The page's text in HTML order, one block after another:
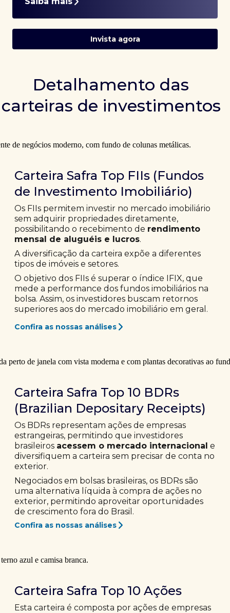
Invista agora
Detalhamento das
carteiras de investimentos
Carteira Safra Top FIIs (Fundos
de Investimento Imobiliário)
Os FIIs permitem investir no mercado imobiliário
sem adquirir propriedades diretamente,
possibilitando o recebimento de rendimento
mensal de aluguéis e lucros.
A diversificação da carteira expõe a diferentes
tipos de imóveis e setores.
O objetivo dos FIIs é superar o índice IFIX, que
mede a performance dos fundos imobiliários na
bolsa. Assim, os investidores buscam retornos
superiores aos do mercado imobiliário em geral.
Confira as nossas análises
Carteira Safra Top 10 BDRs
(Brazilian Depositary Receipts)
Os BDRs representam ações de empresas
estrangeiras, permitindo que investidores
brasileiros acessem o mercado internacional e
diversifiquem a carteira sem precisar de conta no
exterior.
Negociados em bolsas brasileiras, os BDRs são
uma alternativa líquida à compra de ações no
exterior, permitindo aproveitar oportunidades
de crescimento fora do Brasil.
Confira as nossas análises
Carteira Safra Top 10 Ações
Esta carteira é composta por ações de empresas